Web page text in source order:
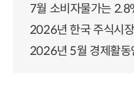
7월 소비자물가는
2026년 한국 주식시
2026년 5월 경제활동